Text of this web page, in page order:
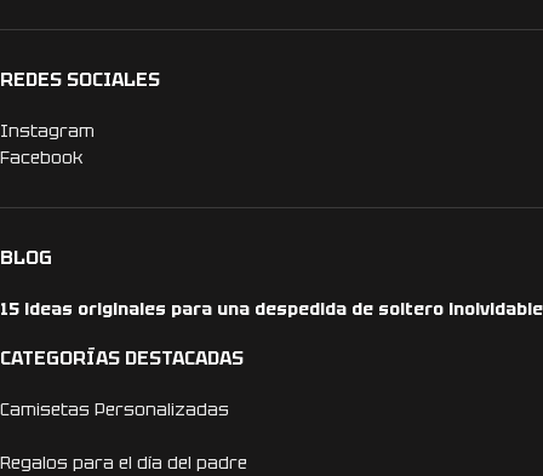
REDES SOCIALES
Instagram
Facebook
BLOG
15 ideas originales para una despedida de soltero inolvidable
CATEGORÍAS DESTACADAS
Camisetas Personalizadas
Regalos para el día del padre